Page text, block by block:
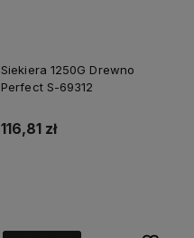
Siekiera 1250G Drewno
Perfect S-69312
116,81 zł